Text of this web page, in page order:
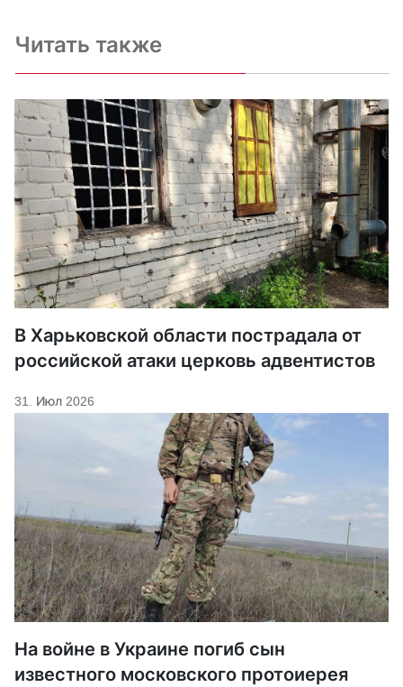
Читать также
В Харьковской области пострадала от
российской атаки церковь адвентистов
31. Июл 2026
На войне в Украине погиб сын
известного московского протоиерея